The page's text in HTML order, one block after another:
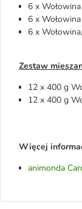
6 x
6 x
6 x
Zestaw
12 x 400 g
12 x 400 g
Więcej
animonda